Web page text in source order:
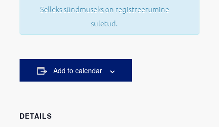
Selleks sündmuseks on registreerumine
suletud.
Add to calendar
DETAILS